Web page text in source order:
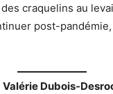
craquelins au
post-pandémie,
Valérie Dubois-